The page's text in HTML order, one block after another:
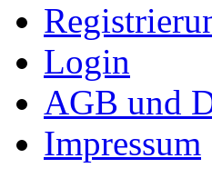
Login
AGB und
Impressum